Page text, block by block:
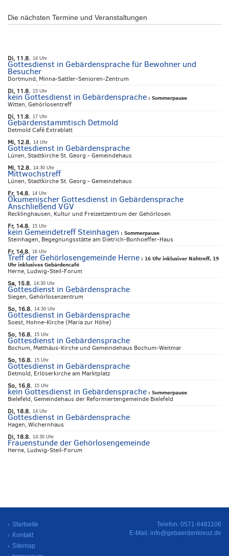
Die nächsten Termine und Veranstaltungen
Di, 11.8. 14 Uhr
Gottesdienst in Gebärdensprache für Bewohner und
Besucher
Dortmund, Minna-Sattler-Senioren-Zentrum
Di, 11.8. 15 Uhr
kein Gottesdienst in Gebärdensprache : Sommerpause
Witten, Gehörlosentreff
Di, 11.8. 17 Uhr
Gebärdenstammtisch Detmold
Detmold Café Extrablatt
Mi, 12.8. 14 Uhr
Gottesdienst in Gebärdensprache
Lünen, Stadtkirche St. Georg - Gemeindehaus
Mi, 12.8. 14:30 Uhr
Mittwochstreff
Lünen, Stadtkirche St. Georg - Gemeindehaus
Fr, 14.8. 14 Uhr
Ökumenischer Gottesdienst in Gebärdensprache
Anschließend VGV
Recklinghausen, Kultur und Freizeitzentrum der Gehörlosen
Fr, 14.8. 15 Uhr
kein Gemeindetreff Steinhagen : Sommerpause
Steinhagen, Begegnungsstätte am Dietrich-Bonhoeffer-Haus
Fr, 14.8. 16 Uhr
Treff der Gehörlosengemeinde Herne : 16 Uhr inklusiver Nähtreff, 19
Uhr inklusives Gebärdencafé
Herne, Ludwig-Steil-Forum
Sa, 15.8. 14:30 Uhr
Gottesdienst in Gebärdensprache
Siegen, Gehörlosenzentrum
So, 16.8. 14:30 Uhr
Gottesdienst in Gebärdensprache
Soest, Hohne-Kirche (Maria zur Höhe)
So, 16.8. 15 Uhr
Gottesdienst in Gebärdensprache
Bochum, Matthäus-Kirche und Gemeindehaus Bochum-Weitmar
So, 16.8. 15 Uhr
Gottesdienst in Gebärdensprache
Detmold, Erlöserkirche am Marktplatz
So, 16.8. 15 Uhr
kein Gottesdienst in Gebärdensprache : Sommerpause
Bielefeld, Gemeindehaus der Reformiertengemeinde Bielefeld
Di, 18.8. 14 Uhr
Gottesdienst in Gebärdensprache
Hagen, Wichernhaus
Di, 18.8. 14:30 Uhr
Frauenstunde der Gehörlosengemeinde
Herne, Ludwig-Steil-Forum
Startseite
Kontakt
Sitemap
Telefon: 0571-6481106
E-Mail: info@gebaerdenkreuz.de